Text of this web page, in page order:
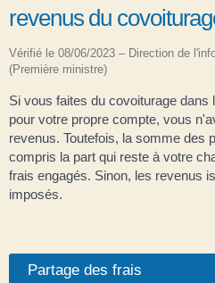
revenus du
Vérifié le 08/06/2023 – Direction de
(Première ministre)
Si vous faites du covoiturage dans
pour votre propre compte, vous
revenus. Toutefois, la somme des
compris la part qui reste à votre
frais engagés. Sinon, les revenus
imposés.
Partage des frais